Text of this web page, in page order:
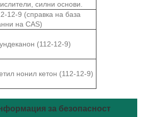
силни основи.
12-9 (справка на база
на CAS)
(112-12-9)
нонил кетон (112-12-9)
за безопасност